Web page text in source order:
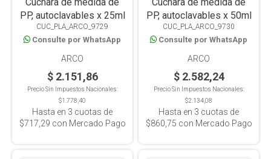
PP, autoclavables x 25ml
CUC_PLA_ARCO_9729
Consulte por WhatsApp
ARCO
$ 2.151,86
Precio Sin Impuestos Nacionales:
$1.778,40
Hasta en 3 cuotas de
$717,29 con Mercado Pago
PP, autoclavables x 50ml
CUC_PLA_ARCO_9730
Consulte por WhatsApp
ARCO
$ 2.582,24
Precio Sin Impuestos Nacionales:
$2.134,08
Hasta en 3 cuotas de
$860,75 con Mercado Pago